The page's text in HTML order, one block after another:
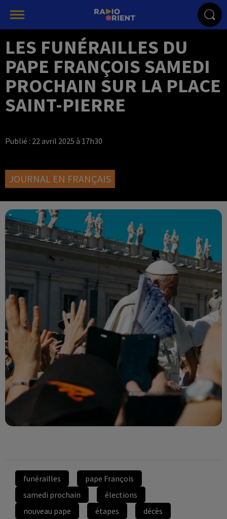
LES FUNÉRAILLES DU
PAPE FRANÇOIS SAMEDI
PROCHAIN SUR LA PLACE
SAINT-PIERRE
Publié : 22 avril 2025 à 17h30
JOURNAL EN FRANÇAIS
funérailles
pape François
samedi prochain
élections
nouveau pape
étapes
décès